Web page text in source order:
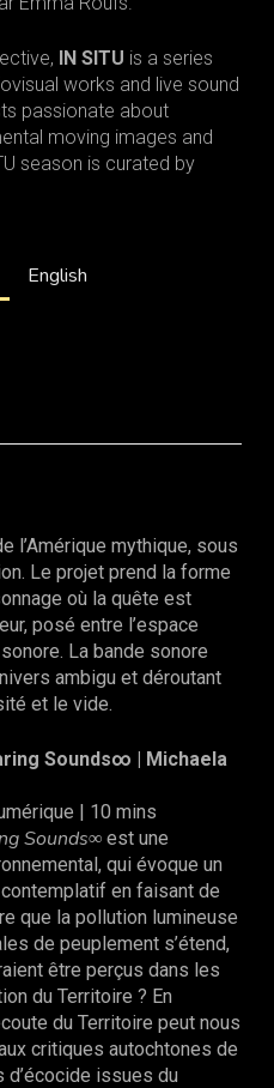
IN SITU is a series
works and live sound
passionate about
moving images and
season is curated by
English
l’Amérique mythique, sous
Le projet prend la forme
où la quête est
posé entre l’espace
La bande sonore
ambigu et déroutant
et le vide.
Sounds∞ | Michaela
| 10 mins
Sounds∞ est une
qui évoque un
en faisant de
que la pollution lumineuse
de peuplement s’étend,
être perçus dans les
du Territoire ? En
du Territoire peut nous
critiques autochtones de
d’écocide issues du